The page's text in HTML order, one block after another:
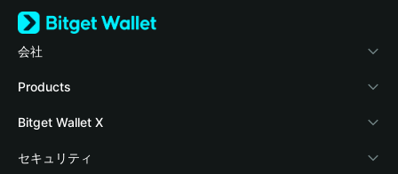
会社
Bitget Walletについて
ブログ
アカデミー
Products
Crypto Card
Stablecoin Earn
Bitget Wallet X
デベロッパー
セキュリティ